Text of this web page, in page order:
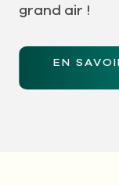
grand air !
EN